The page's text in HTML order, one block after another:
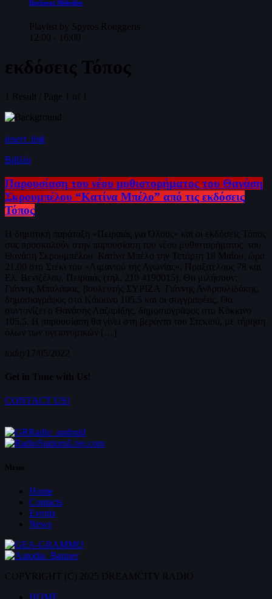
Backseat Melodies
Playlist by Spyros Rouggeris
12:00 - 16:00
εκδόσεις Τόπος
1 Result / Page 1 of 1
insert_link
Βιβλίο
Παρουσίαση του νέου μυθιστορήματος του Θανάση
Σκρουμπέλου “Κατίνα Μπέλο” από τις εκδόσεις
Τόπος
Η δημοτική παράταξη «Πειραιάς για Όλους» και οι εκδόσεις Τόπος
σας προσκαλούν στην παρουσίαση του νέου μυθιστορήματος του
Θανάση Σκρουμπέλου Κατίνα Μπέλο την Τετάρτη 18 Μαΐου, ώρα
21.00 στο Στέκι του «Λιμανιού της Αγωνίας», Πραξιτέλους 78 και
Ελ. Βενιζέλου, Πειραιάς (τηλ. 210 4190015). Θα μιλήσουν:
Γιάννης Μπαλάφας, βουλευτής ΣΥΡΙΖΑ Γιάννης Ανδρουλιδάκης,
δημοσιογράφος στο Κόκκινο 105,5 και οι συγγραφέας. Θα
συντονίζει ο Θανάσης Λαζαρίδης, δημοσιογράφος στο Κόκκινο
105,5. Η παρουσίαση θα γίνει στη βεράντα του Στεκιού, με τήρηση
όλων των υγειονομικών […]
today 17/05/2022
Get in Tune with Us!
CONTACT US!
Menu
Home
Contacts
Events
News
COPYRIGHT (C) 2025 DREAMCITY RADIO
HOME